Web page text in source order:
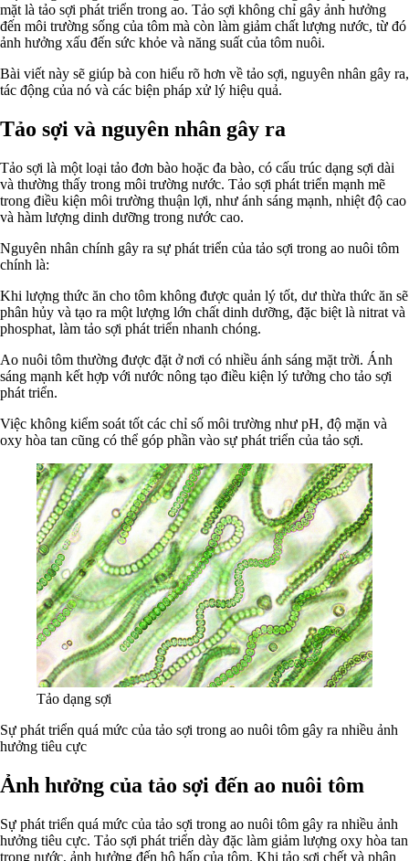
mặt là tảo sợi phát triển trong ao. Tảo sợi không chỉ gây ảnh hưởng
đến môi trường sống của tôm mà còn làm giảm chất lượng nước, từ đó
ảnh hưởng xấu đến sức khỏe và năng suất của tôm nuôi.
Bài viết này sẽ giúp bà con hiểu rõ hơn về tảo sợi, nguyên nhân gây ra,
tác động của nó và các biện pháp xử lý hiệu quả.
Tảo sợi và nguyên nhân gây ra
Tảo sợi là một loại tảo đơn bào hoặc đa bào, có cấu trúc dạng sợi dài
và thường thấy trong môi trường nước. Tảo sợi phát triển mạnh mẽ
trong điều kiện môi trường thuận lợi, như ánh sáng mạnh, nhiệt độ cao
và hàm lượng dinh dưỡng trong nước cao.
Nguyên nhân chính gây ra sự phát triển của tảo sợi trong ao nuôi tôm
chính là:
Khi lượng thức ăn cho tôm không được quản lý tốt, dư thừa thức ăn sẽ
phân hủy và tạo ra một lượng lớn chất dinh dưỡng, đặc biệt là nitrat và
phosphat, làm tảo sợi phát triển nhanh chóng.
Ao nuôi tôm thường được đặt ở nơi có nhiều ánh sáng mặt trời. Ánh
sáng mạnh kết hợp với nước nông tạo điều kiện lý tưởng cho tảo sợi
phát triển.
Việc không kiểm soát tốt các chỉ số môi trường như pH, độ mặn và
oxy hòa tan cũng có thể góp phần vào sự phát triển của tảo sợi.
Tảo dạng sợi
Sự phát triển quá mức của tảo sợi trong ao nuôi tôm gây ra nhiều ảnh
hưởng tiêu cực
Ảnh hưởng của tảo sợi đến ao nuôi tôm
Sự phát triển quá mức của tảo sợi trong ao nuôi tôm gây ra nhiều ảnh
hưởng tiêu cực. Tảo sợi phát triển dày đặc làm giảm lượng oxy hòa tan
trong nước, ảnh hưởng đến hô hấp của tôm. Khi tảo sợi chết và phân